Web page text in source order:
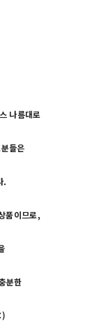
나름대로
들은
.
품이므로,
분한